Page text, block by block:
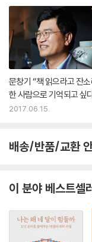
몰라 한다.
그렇다면 두 사람의 대
체 누구인가? 박명수나
도 많다. 자막의 주체는
있다. 자막은 그 상황에
일 수도 있다. 요즘은 화
자의 얼굴에 땀이나 눈
머리 위로 비가 쏟아지
자막의 힘에 있다. 자막
수십 대의 카메라가 녹
PD나 영화감독은 이
발휘해야만 살아남을
D가 만드는 자막은 이
문창기 “책 읽으라고 잔소
한 사람으로 기억되고 싶
2017.06.15.
배송/반품/교환
이 분야 베스트셀